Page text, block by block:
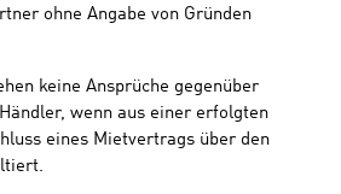
ohne Angabe von Gründen
keine Ansprüche gegenüber
wenn aus einer erfolgten
eines Mietvertrags über den